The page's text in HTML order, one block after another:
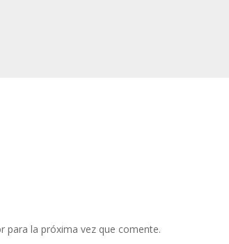
para la próxima vez que comente.